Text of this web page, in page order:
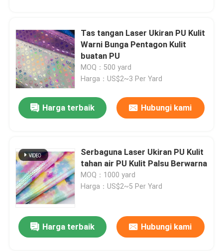
Tas tangan Laser Ukiran PU Kulit
Warni Bunga Pentagon Kulit
buatan PU
MOQ：500 yard
Harga：US$2~3 Per Yard
Harga terbaik Hubungi kami
Serbaguna Laser Ukiran PU Kulit
tahan air PU Kulit Palsu Berwarna
MOQ：1000 yard
Harga：US$2~5 Per Yard
Harga terbaik Hubungi kami